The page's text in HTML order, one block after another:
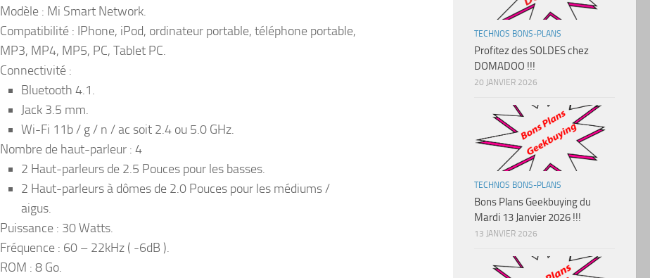
Modèle : Mi Smart Network.
Compatibilité : IPhone, iPod, ordinateur portable, téléphone portable,
MP3, MP4, MP5, PC, Tablet PC.
Connectivité :
Bluetooth 4.1.
Jack 3.5 mm.
Wi-Fi 11b / g / n / ac soit 2.4 ou 5.0 GHz.
Nombre de haut-parleur : 4
2 Haut-parleurs de 2.5 Pouces pour les basses.
2 Haut-parleurs à dômes de 2.0 Pouces pour les médiums /
aigus.
Puissance : 30 Watts.
Fréquence : 60 – 22kHz ( -6dB ).
ROM : 8 Go.
TECHNOS BONS-PLANS
Profitez des SOLDES chez
DOMADOO !!!
20 JANVIER 2026
TECHNOS BONS-PLANS
Bons Plans Geekbuying du
Mardi 13 Janvier 2026 !!!
13 JANVIER 2026